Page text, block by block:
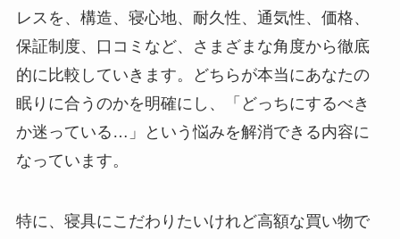
レスを、構造、寝心地、耐久性、通気性、価格、
保証制度、口コミなど、さまざまな角度から徹底
的に比較していきます。どちらが本当にあなたの
眠りに合うのかを明確にし、「どっちにするべき
か迷っている…」という悩みを解消できる内容に
なっています。
特に、寝具にこだわりたいけれど高額な買い物で